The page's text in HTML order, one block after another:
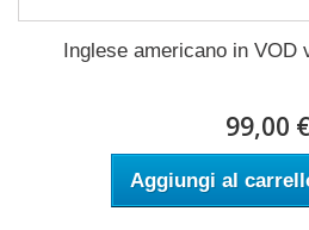
Inglese americano in VOD
99,00 €
Aggiungi al